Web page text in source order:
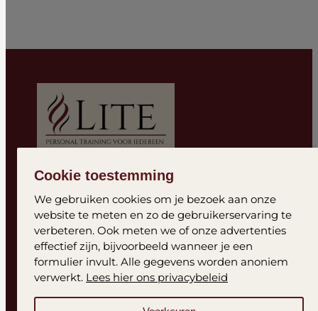
Facebook
Instagram
YouTube
LinkedIn
Openingstijden
Maandag t/m donderdag 08:00-12:00 / 16:00-21:00
Cookie toestemming
We gebruiken cookies om je bezoek aan onze
website te meten en zo de gebruikerservaring te
verbeteren. Ook meten we of onze advertenties
effectief zijn, bijvoorbeeld wanneer je een
formulier invult. Alle gegevens worden anoniem
verwerkt. Lees hier ons privacybeleid